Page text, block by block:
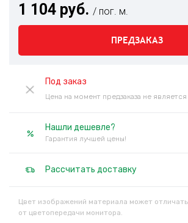
1 104 руб. / пог. м.
ПРЕДЗАКАЗ
Под заказ
Цена на момент предзаказа не
Нашли дешевле?
Гарантия лучшей цены!
Рассчитать доставку
Цвет изображений материала может
от цветопередачи монитора.